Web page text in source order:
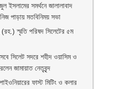
ইসলামের সমর্থনে জালালাবাদ
পাড়ায় মতবিনিময় সভা
(রহ.) স্মৃতি পরিষদ সিলেটের ৫ম
সিলেট সদরে শহীদ ওয়াসিম ও
জামায়াত নেতৃবৃন্দ
ফাস্ট মিটিং ও কলার